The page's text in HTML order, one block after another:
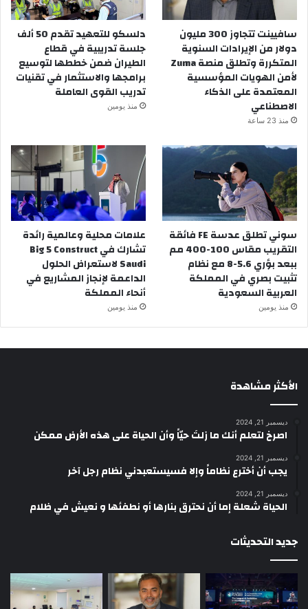
سافيينت تتجاوز 300 مليون
دولار من الإيرادات السنوية
المتكررة وتطلق منصة Zuma
لأمن الهويات المؤسسية
المعتمدة على الذكاء
الاصطناعي
منذ 23 ساعة
دلسكو للتعهيد تقدم 50 ألف
جلسة تدريبية في قطاع
الطيران ضمن خططها لتوسيع
برامجها والاستثمار في تقنيات
تدريب القوى العاملة
منذ يومين
سوني تطلق عدسة FE فائقة
التقريب مقاس 100-400 مم
ببعد بؤري 5.6-8 مع نظام
تثبيت بصري في المملكة
العربية السعودية
منذ يومين
علامات محلية وعالمية رائدة
تشارك في Big 5 Construct
Saudi لاستعراض الحلول
الداعمة لإنجاز المشاريع في
أنحاء المملكة
منذ يومين
الأكثر مشاهدة
ديسمبر 21, 2024
‫اصرخ لتعلم أنك ما زلتَ حيّاً وأن الحياة على هذه الأرض ممكن
ديسمبر 21, 2024
يجب أن أخترع نظاماً وإلا فسيستعبدني نظام رجل آخر
ديسمبر 21, 2024
الحياة شعلة إما أن نحترق بنارها أو نطفئها و نعيش في ظلام
جديد التحديثات